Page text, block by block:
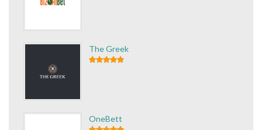
The Greek
OneBett